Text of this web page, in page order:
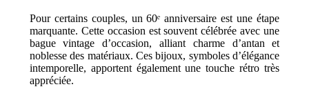
Pour certains couples, un 60ᵉ anniversaire est une étape
marquante. Cette occasion est souvent célébrée avec une
bague vintage d’occasion, alliant charme d’antan et
noblesse des matériaux. Ces bijoux, symboles d’élégance
intemporelle, apportent également une touche rétro très
appréciée.